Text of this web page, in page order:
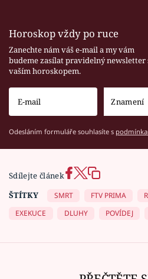
Horoskop vždy po ruce
Zanechte nám váš e-mail a my vám
budeme zasílat pravidelný newsletter
vaším horoskopem.
Odesláním formuláře souhlasíte s
Sdílejte článek
ŠTÍTKY
SMRT FTV PRIMA
EXEKUCE
DLUHY POVÍDEJ